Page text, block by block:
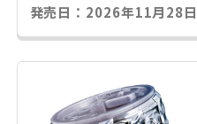
発売日：2026年11月28日